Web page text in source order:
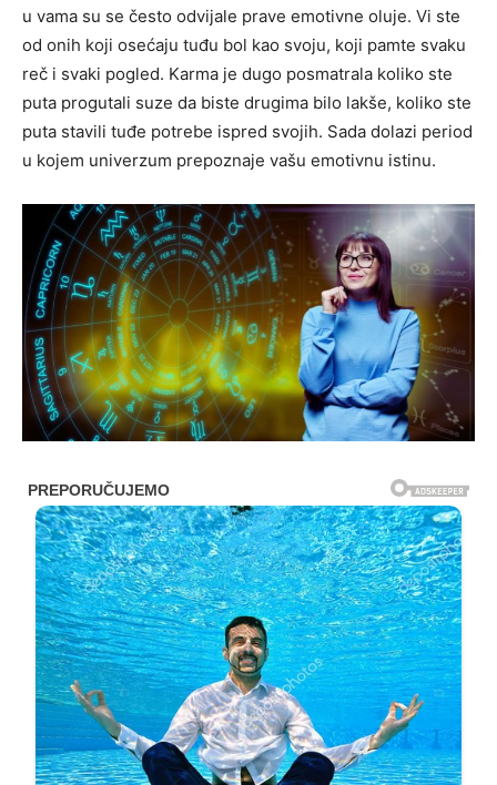
u vama su se često odvijale prave emotivne oluje. Vi ste
od onih koji osećaju tuđu bol kao svoju, koji pamte svaku
reč i svaki pogled. Karma je dugo posmatrala koliko ste
puta progutali suze da biste drugima bilo lakše, koliko ste
puta stavili tuđe potrebe ispred svojih. Sada dolazi period
u kojem univerzum prepoznaje vašu emotivnu istinu.